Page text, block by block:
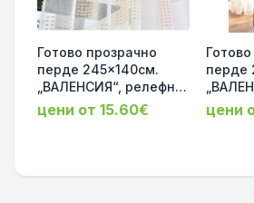
Готово прозрачно
перде 245x140см.
„ВАЛЕНСИЯ“, релефни
квадрати цвят таупе с
ленен ефект за релса
цени от 15.60€
перде
с
цени